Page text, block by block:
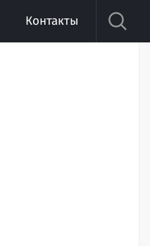
Контакты